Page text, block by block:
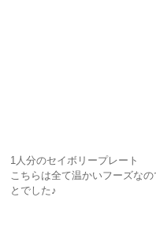
1人分のセイボリープレート
こちらは全て温かいフーズな
とでした♪